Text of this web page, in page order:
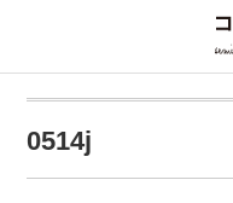
0514j